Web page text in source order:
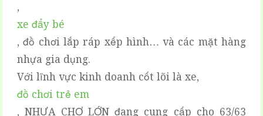
,
xe đẩy bé
, đồ chơi lắp ráp xếp hình… và các mặt hàng
nhựa gia dụng.
Với lĩnh vực kinh doanh cốt lõi là xe,
đồ chơi trẻ em
, NHỰA CHỢ LỚN đang cung cấp cho 63/63